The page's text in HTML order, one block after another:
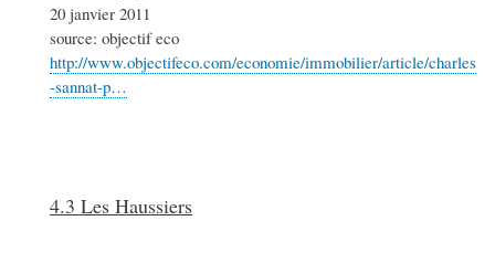
20 janvier 2011
source: objectif eco
http://www.objectifeco.com/economie/immobilier/article/charles
-sannat-p…
4.3 Les Haussiers